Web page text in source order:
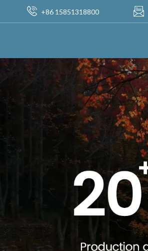
+86 15851318800